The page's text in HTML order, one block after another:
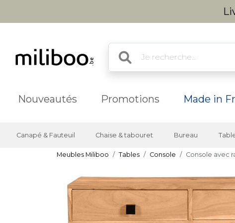
Nouveautés Promotions Made in
Canapé & Fauteuil Chaise & tabouret Bureau
Meubles Miliboo Tables Console Console avec